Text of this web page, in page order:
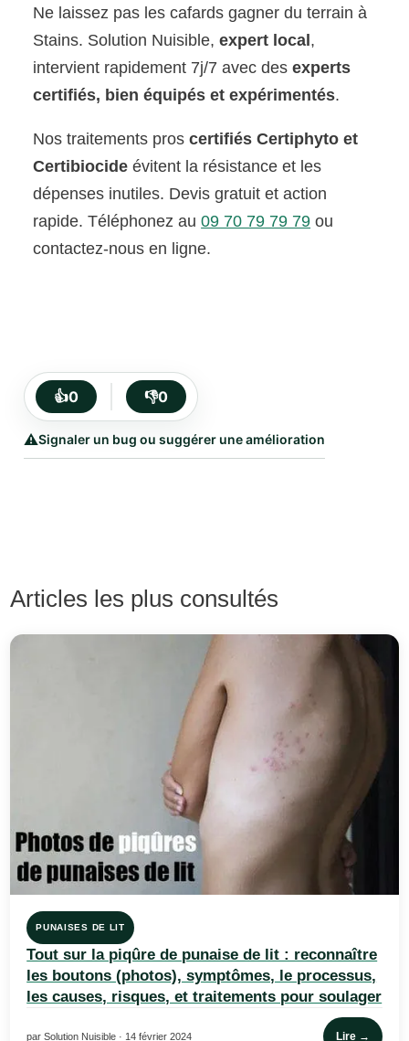
Ne laissez pas les cafards gagner du terrain à
Stains. Solution Nuisible,expert local,
intervient rapidement 7j/7 avec desexperts
certifiés, bien équipés et expérimentés.
Nos traitements proscertifiés Certiphyto et
Certibiocide évitent la résistance et les
dépenses inutiles. Devis gratuit et action
rapide. Téléphonez au09 70 79 79 79 ou
contactez-nous en ligne.
👍0 👎0
⚠️Signaler un bug ou suggérer une amélioration
Articles les plus consultés
PUNAISES DE LIT
Tout sur la piqûre de punaise de lit : reconnaître
les boutons (photos), symptômes, le processus,
les causes, risques, et traitements pour soulager
par Solution Nuisible · 14 février 2024 Lire →